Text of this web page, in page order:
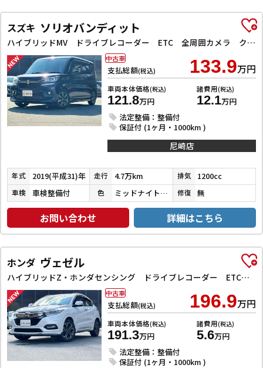
スズキ ソリオバンディット
ハイブリッドMV ドライブレコーダー ETC 全周囲カメラ クリアランスソナー オートクルーズコントロール レーンアシスト 衝突被害軽減システム 両側スライド・片側電動 LEDヘッドランプ スマートキー
支払総額(税込) 133.9万円
車両本体価格(税込)
121.8万円
諸費用(税込)
12.1万円
法定整備：整備付
保証付 (1ヶ月・1000km )
中古車
尼崎店
年式 2019(平成31)年 走行 4.7万km 排気 1200cc
車検 車検整備付 色 ミッドナイトバイオレットメタリック 修復 無
お問い合わせ 詳細はこちら
ホンダ ヴェゼル
ハイブリッドZ・ホンダセンシング ドライブレコーダー ETC バックカメラ オートクルーズコントロール レーンアシスト 衝突被害軽減システム ナビ TV オートライト LEDヘッドランプ アルミホイール スマートキー 電動格納ミラー
支払総額(税込) 196.9万円
車両本体価格(税込)
191.3万円
諸費用(税込)
5.6万円
法定整備：整備付
保証付 (1ヶ月・1000km )
中古車